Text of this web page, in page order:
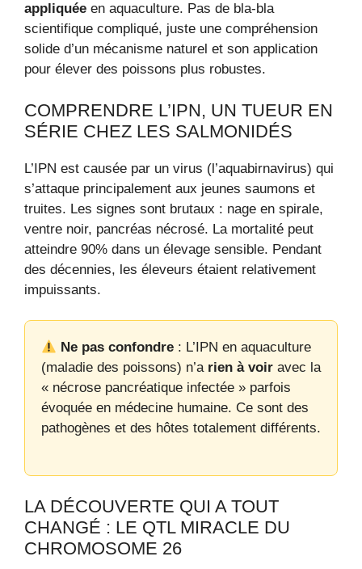
appliquée en aquaculture. Pas de bla-bla
scientifique compliqué, juste une compréhension
solide d’un mécanisme naturel et son application
pour élever des poissons plus robustes.
COMPRENDRE L’IPN, UN TUEUR EN
SÉRIE CHEZ LES SALMONIDÉS
L’IPN est causée par un virus (l’aquabirnavirus) qui
s’attaque principalement aux jeunes saumons et
truites. Les signes sont brutaux : nage en spirale,
ventre noir, pancréas nécrosé. La mortalité peut
atteindre 90% dans un élevage sensible. Pendant
des décennies, les éleveurs étaient relativement
impuissants.
Ne pas confondre : L’IPN en aquaculture
(maladie des poissons) n’a rien à voir avec la
« nécrose pancréatique infectée » parfois
évoquée en médecine humaine. Ce sont des
pathogènes et des hôtes totalement différents.
LA DÉCOUVERTE QUI A TOUT
CHANGÉ : LE QTL MIRACLE DU
CHROMOSOME 26